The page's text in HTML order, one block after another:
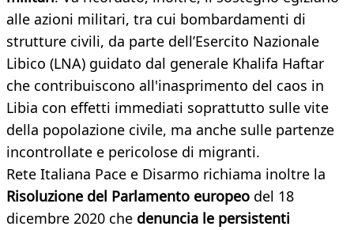
alle azioni militari, tra cui bombardamenti di
strutture civili, da parte dell’Esercito Nazionale
Libico (LNA) guidato dal generale Khalifa Haftar
che contribuiscono all'inasprimento del caos in
Libia con effetti immediati soprattutto sulle vite
della popolazione civile, ma anche sulle partenze
incontrollate e pericolose di migranti.
Rete Italiana Pace e Disarmo richiama inoltre la
Risoluzione del Parlamento europeo del 18
dicembre 2020 che denuncia le persistenti